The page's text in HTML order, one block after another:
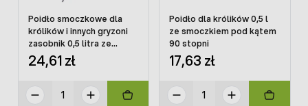
Poidło smoczkowe dla
królików i innych gryzoni
zasobnik 0,5 litra ze
smoczkiem pod kątem 45
stopni
24,61 zł
Poidło dla królików 0,5 l
ze smoczkiem pod kątem
90 stopni
17,63 zł